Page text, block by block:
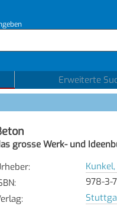
Erweiterte
grosse Werk- und
:
:
978-3-
: